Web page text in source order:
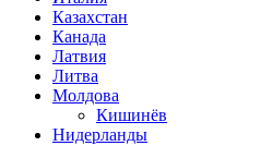
Казахстан
Канада
Латвия
Литва
Молдова
Кишинёв
Нидерланды